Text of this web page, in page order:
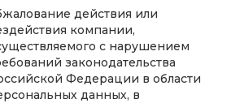
действия или
компании,
с нарушением
законодательства
Федерации в области
данных, в